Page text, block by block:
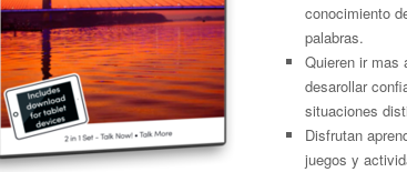
conocimiento
palabras.
Quieren ir mas
desarollar
situaciones
Disfrutan
juegos y